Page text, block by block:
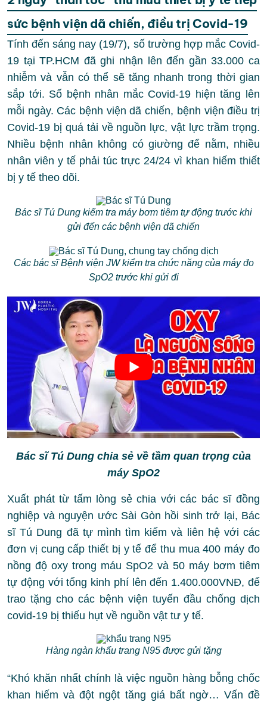
sức bệnh viện dã chiến, điều trị Covid-19
Tính đến sáng nay (19/7), số trường hợp mắc Covid-
19 tại TP.HCM đã ghi nhận lên đến gần 33.000 ca
nhiễm và vẫn có thể sẽ tăng nhanh trong thời gian
sắp tới. Số bệnh nhân mắc Covid-19 hiện tăng lên
mỗi ngày. Các bệnh viện dã chiến, bệnh viện điều trị
Covid-19 bị quá tải về nguồn lực, vật lực trầm trọng.
Nhiều bệnh nhân không có giường để nằm, nhiều
nhân viên y tế phải túc trực 24/24 vì khan hiếm thiết
bị y tế theo dõi.
Bác sĩ Tú Dung kiểm tra máy bơm tiêm tự động trước khi
gửi đến các bệnh viện dã chiến
Các bác sĩ Bệnh viện JW kiểm tra chức năng của máy đo
SpO2 trước khi gửi đi
Bác sĩ Tú Dung chia sẻ về tầm quan trọng của
máy SpO2
Xuất phát từ tấm lòng sẻ chia với các bác sĩ đồng
nghiệp và nguyện ước Sài Gòn hồi sinh trở lại, Bác
sĩ Tú Dung đã tự mình tìm kiếm và liên hệ với các
đơn vị cung cấp thiết bị y tế để thu mua 400 máy đo
nồng độ oxy trong máu SpO2 và 50 máy bơm tiêm
tự động với tổng kinh phí lên đến 1.400.000VNĐ, để
trao tặng cho các bệnh viện tuyến đầu chống dịch
covid-19 bị thiếu hụt về nguồn vật tư y tế.
Hàng ngàn khẩu trang N95 được gửi tặng
“Khó khăn nhất chính là việc nguồn hàng bỗng chốc
khan hiếm và đột ngột tăng giá bất ngờ… Vấn đề